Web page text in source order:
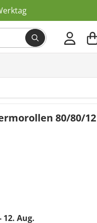
80/80/12
12. Aug.